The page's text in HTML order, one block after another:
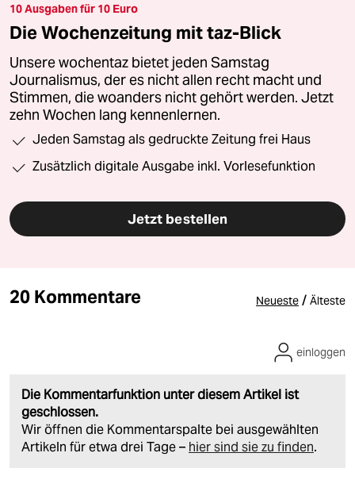
10 Ausgaben für 10 Euro
Die Wochenzeitung mit taz-Blick
Unsere wochentaz bietet jeden Samstag
Journalismus, der es nicht allen recht macht und
Stimmen, die woanders nicht gehört werden. Jetzt
zehn Wochen lang kennenlernen.
Jeden Samstag als gedruckte Zeitung frei Haus
Zusätzlich digitale Ausgabe inkl. Vorlesefunktion
Jetzt bestellen
20 Kommentare Neueste / Älteste
Die Kommentarfunktion unter diesem Artikel ist
geschlossen.
Wir öffnen die Kommentarspalte bei ausgewählten
Artikeln für etwa drei Tage – hier sind sie zu finden.
einloggen